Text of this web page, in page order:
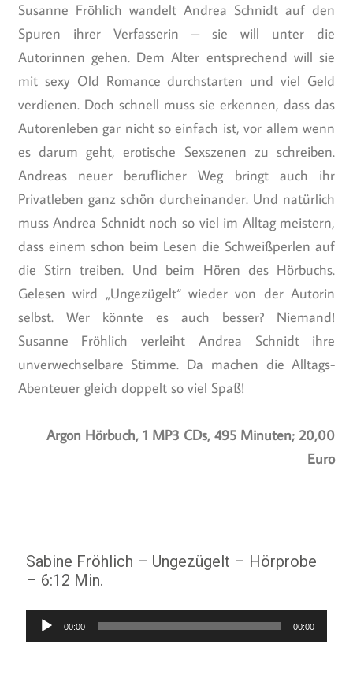
Susanne Fröhlich wandelt Andrea Schnidt auf den
Spuren ihrer Verfasserin – sie will unter die
Autorinnen gehen. Dem Alter entsprechend will sie
mit sexy Old Romance durchstarten und viel Geld
verdienen. Doch schnell muss sie erkennen, dass das
Autorenleben gar nicht so einfach ist, vor allem wenn
es darum geht, erotische Sexszenen zu schreiben.
Andreas neuer beruflicher Weg bringt auch ihr
Privatleben ganz schön durcheinander. Und natürlich
muss Andrea Schnidt noch so viel im Alltag meistern,
dass einem schon beim Lesen die Schweißperlen auf
die Stirn treiben. Und beim Hören des Hörbuchs.
Gelesen wird „Ungezügelt“ wieder von der Autorin
selbst. Wer könnte es auch besser? Niemand!
Susanne Fröhlich verleiht Andrea Schnidt ihre
unverwechselbare Stimme. Da machen die Alltags-
Abenteuer gleich doppelt so viel Spaß!
Argon Hörbuch, 1 MP3 CDs, 495 Minuten; 20,00
Euro
Sabine Fröhlich – Ungezügelt – Hörprobe
– 6:12 Min.
Audio-
Player
00:00 00:00